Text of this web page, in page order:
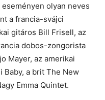
olyan neves
a francia-svájci
gitáros Bill Frisell, az
dobos-zongorista
Mayer, az amerikai
Baby, a brit The New
Emma Quintet.